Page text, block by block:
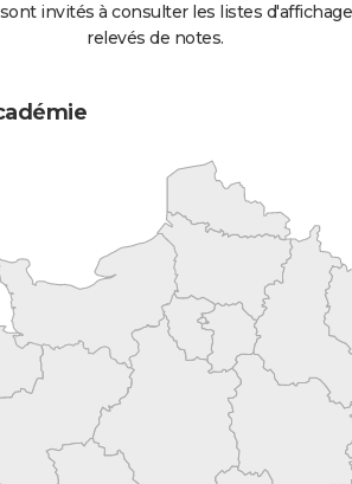
invités à consulter les listes
relevés de notes.